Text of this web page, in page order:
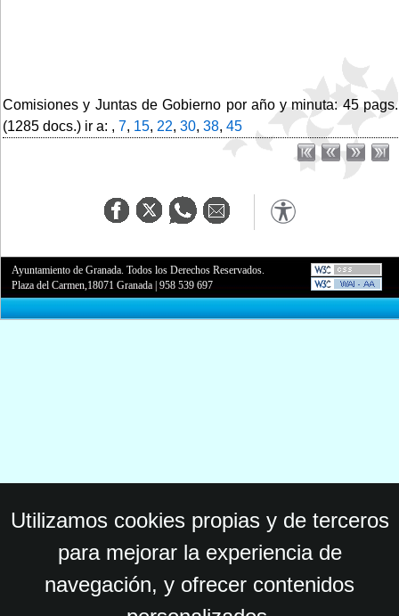
Comisiones y Juntas de Gobierno por año y minuta: 45 pags.
(1285 docs.) ir a: , 7, 15, 22, 30, 38, 45
Ayuntamiento de Granada. Todos los Derechos Reservados.
Plaza del Carmen,18071 Granada |958 539 697
Utilizamos cookies propias y de terceros
para mejorar la experiencia de
navegación, y ofrecer contenidos